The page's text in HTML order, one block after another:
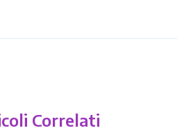
Correlati